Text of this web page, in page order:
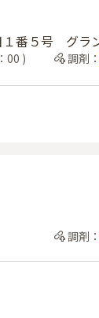
１番５号 グラ
00 ) 調剤 ：
調剤 ：